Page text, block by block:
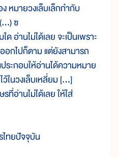
มายวงเล็บเล็กกำกับ
ฃ
นไม่ได้เลย จะเป็นเพราะ
กไปก็ตาม แต่ยังสามารถ
ระกอบให้อ่านได้ความหมาย
ในวงเล็บเหลี่ยม [...]
านไม่ได้เลย ให้ใส่
ทยปัจจุบัน